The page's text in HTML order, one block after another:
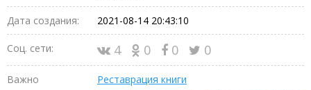
Дата создания: 2021-08-14 20:43:10
Соц. сети: 4 0 0 0
Важно Реставрация книги